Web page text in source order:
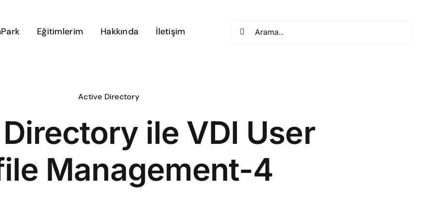
Eğitimlerim Hakkında İletişim
Active Directory
ile VDI User
Management-4